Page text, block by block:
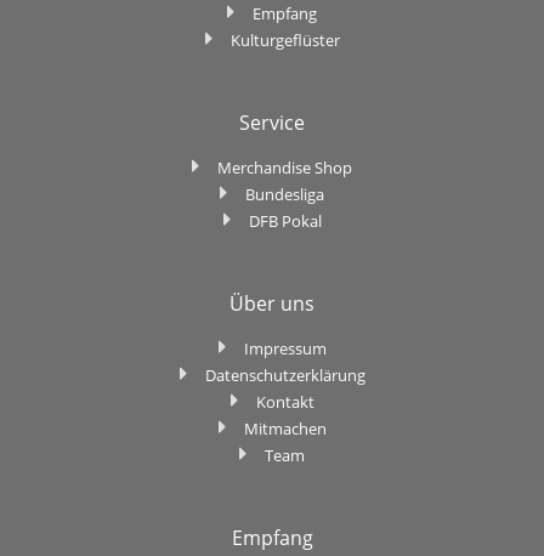
Empfang
Kulturgeflüster
Service
Merchandise Shop
Bundesliga
DFB Pokal
Über uns
Impressum
Datenschutzerklärung
Kontakt
Mitmachen
Team
Empfang